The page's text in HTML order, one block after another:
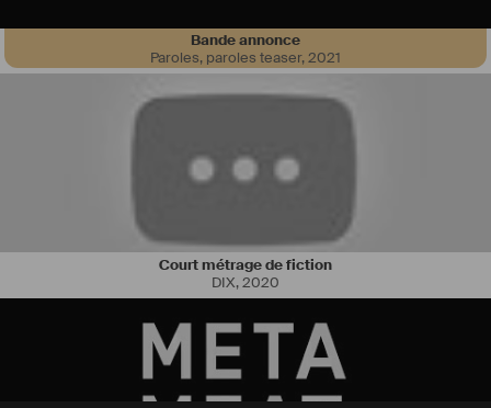
Bande annonce
Paroles, paroles teaser,2021
Court métrage de fiction
DIX,2020